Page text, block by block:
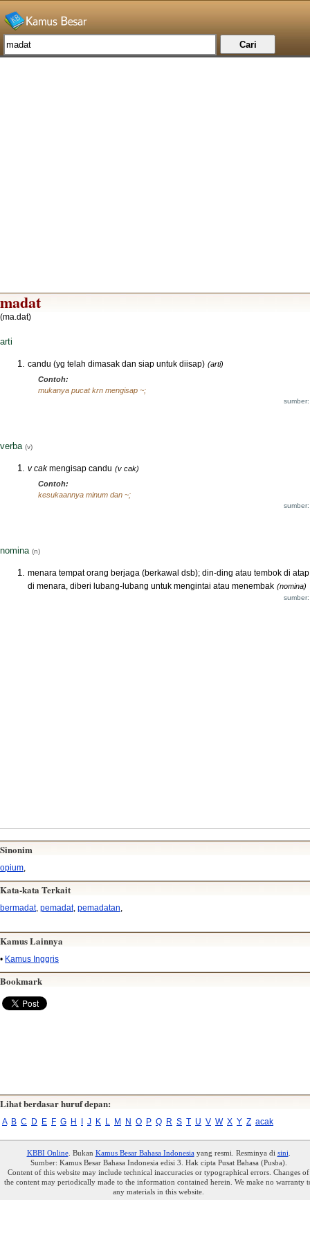
madat
(ma.dat)
arti
candu (yg telah dimasak dan siap untuk diisap) (arti)
Contoh:
mukanya pucat krn mengisap ~;
verba (v)
v cakmengisap candu (v cak)
Contoh:
kesukaannya minum dan ~;
nomina (n)
menara tempat orang berjaga (berkawal dsb); din-ding atau tembok di
di menara, diberi lubang-lubang untuk mengintai atau menembak (nomina)
Sinonim
opium
Kata-kata Terkait
bermadat, pemadat, pemadatan,
Kamus Lainnya
• Kamus Inggris
Bookmark
Lihat berdasar huruf depan:
A B C D E F G H I J K L M N O P Q R S T U V W X Y Z acak
KBBI Online. Bukan Kamus Besar Bahasa Indonesiayang resmi. Resminya di sini
Sumber: Kamus Besar Bahasa Indonesia edisi 3. Hak cipta Pusat Bahasa (Pusba).
Content of this website may include technical inaccuracies or typographical errors. Changes of
the content may periodically made to the information contained herein. We make no warranty
any materials in this website.